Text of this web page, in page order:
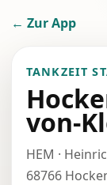
← Zur App
TANKZEIT
von-
HEM ·
68766